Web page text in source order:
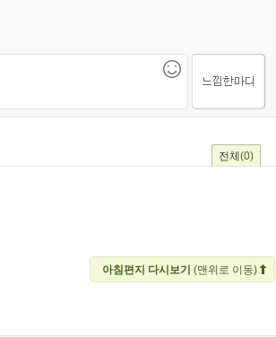
전체 (0)
아침편지 다시보기 (맨위로 이동)